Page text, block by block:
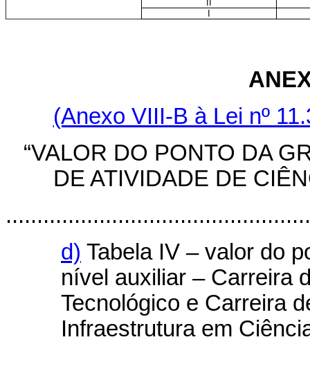
(Anexo VIII-B à Lei nº
“VALOR DO PONTO DA
DE ATIVIDADE DE
d) Tabela IV – valor do
nível auxiliar – Carreira
Tecnológico e Carreira
Infraestrutura em